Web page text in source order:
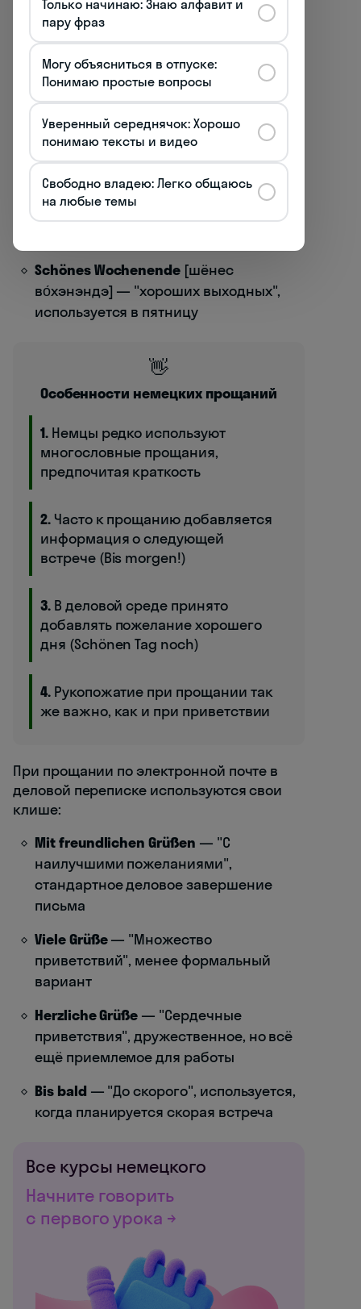
"хорошего дня", пожелание после
прощания
Alles Gute[алес гу́тэ] — "всего
хорошего", универсальное пожелание
Pass auf dich auf[пасс ауф дих ауф] —
"береги себя", говорится близким
людям
Wir sehen uns[вир зéен унс] —
"увидимся", предполагает скорую
Schönes Wochenende [шёнес
во́хэнэндэ] — "хороших выходных",
используется в пятницу
👋
Особенности немецких прощаний
1.Немцы редко используют
многословные прощания,
предпочитая краткость
2.Часто к прощанию добавляется
информация о следующей
встрече (Bis morgen!)
3.В деловой среде принято
добавлять пожелание хорошего
дня (Schönen Tag noch)
4.Рукопожатие при прощании так
же важно, как и при приветствии
При прощании по электронной почте в
деловой переписке используются свои
клише:
Mit freundlichen Grüßen — "С
наилучшими пожеланиями",
стандартное деловое завершение
письма
Viele Grüße— "Множество
приветствий", менее формальный
вариант
Herzliche Grüße — "Сердечные
приветствия", дружественное, но всё
ещё приемлемое для работы
Bis bald — "До скорого", используется,
когда планируется скорая встреча
Все курсы немецкого
Начните говорить
с первого урока →
Только начинаю: Знаю алфавит и
пару фраз
Могу объясниться в отпуске:
Понимаю простые вопросы
Уверенный середнячок: Хорошо
понимаю тексты и видео
Свободно владею: Легко общаюсь
на любые темы